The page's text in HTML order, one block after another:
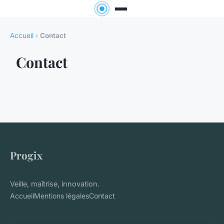
Accueil › Contact
Contact
Progix
Veille, maîtrise, innovation.
AccueilMentions légalesContact